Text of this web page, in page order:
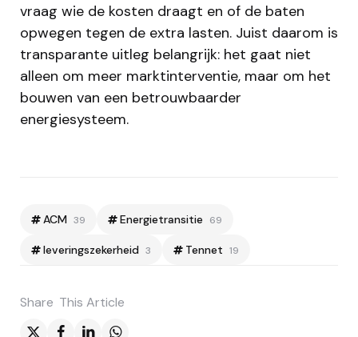
vraag wie de kosten draagt en of de baten
opwegen tegen de extra lasten. Juist daarom is
transparante uitleg belangrijk: het gaat niet
alleen om meer marktinterventie, maar om het
bouwen van een betrouwbaarder
energiesysteem.
ACM 39 Energietransitie 69
leveringszekerheid 3 Tennet 19
Share This Article